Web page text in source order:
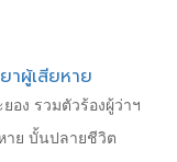
าผู้เสียหาย
ง รวมตัวร้องผู้ว่าฯ
าย บั้นปลายชีวิต